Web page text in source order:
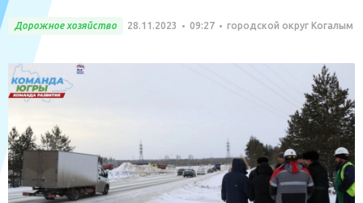
Дорожное хозяйство 28.11.2023 09:27 городской округ Когалым